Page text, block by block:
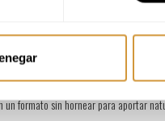
de 5 aplicaciones
de la estética y un
inspiración para la creación de 5
representando el olor que se
formato sin hornear para aportar